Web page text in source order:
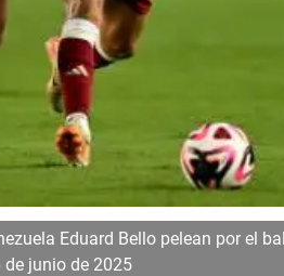
Eduard Bello pelean por el
junio de 2025